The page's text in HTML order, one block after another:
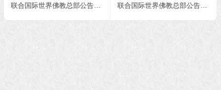
联合国际世界佛教总部公告（公告字第20160112号） 只有圣考才能得出真相
联合国际世界佛教总部公告（公告字第20160114号） 不看公告的报应